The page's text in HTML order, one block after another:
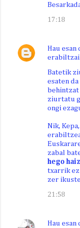
17:18
Hau esan
Batetik
esaten da
behintzat
ziurtatu
ongi
Nik,
zabal
hego
txarrik ez
zer
21:58
Hau esan